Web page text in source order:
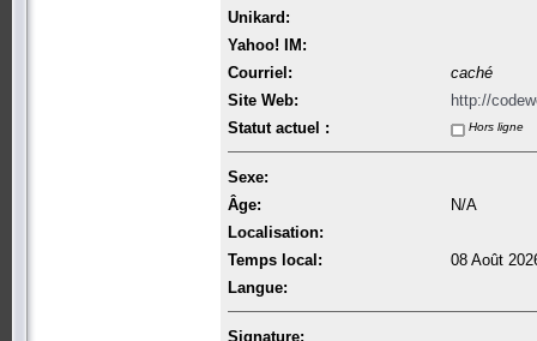
Unikard:
Yahoo! IM:
Courriel:
caché
Site Web:
http://
Statut actuel :
Hors ligne
Sexe:
Âge:
N/A
Localisation:
Temps local:
08 Août
Langue:
Signature: